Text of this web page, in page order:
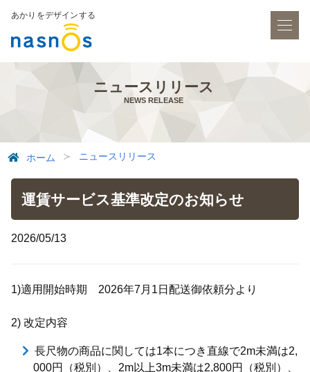
あかりをデザインする
ニュースリリース
NEWS RELEASE
ホーム ニュースリリース
運賃サービス基準改定のお知らせ
2026/05/13
1)適用開始時期 2026年7月1日配送御依頼分より
2) 改定内容
長尺物の商品に関しては1本につき直線で2m未満は2,
000円（税別）、2m以上3m未満は2,800円（税別）、